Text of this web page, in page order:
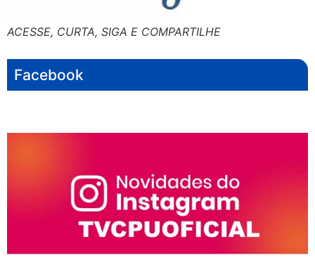
ACESSE, CURTA, SIGA E COMPARTILHE
Facebook